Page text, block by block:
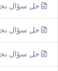
حل سؤال
حل سؤال
حل سؤال